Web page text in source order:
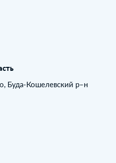
Буда-Кошелевский р–н